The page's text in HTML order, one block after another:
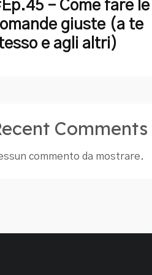
– Come fare le
giuste (a te
e agli altri)
Comments
commento da mostrare.